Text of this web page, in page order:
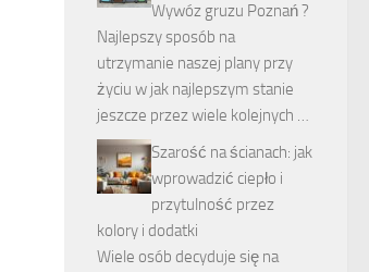
Wywóz gruzu Poznań ?
Najlepszy sposób na
utrzymanie naszej plany przy
życiu w jak najlepszym stanie
jeszcze przez wiele kolejnych …
Szarość na ścianach: jak
wprowadzić ciepło i
przytulność przez
kolory i dodatki
Wiele osób decyduje się na